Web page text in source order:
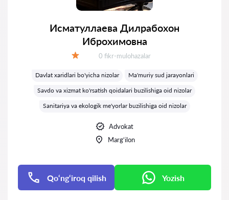
Исматуллаева Дилрабохон
Иброхимовна
Fikrlar:
0 fikr-mulohazalar
Davlat xaridlari bo'yicha nizolar
Ma'muriy sud jarayonlari
Savdo va xizmat ko'rsatish qoidalari buzilishiga oid nizolar
Sanitariya va ekologik me'yorlar buzilishiga oid nizolar
Advokat
Marg‘ilon
Qo‘ng‘iroq qilish Yozish